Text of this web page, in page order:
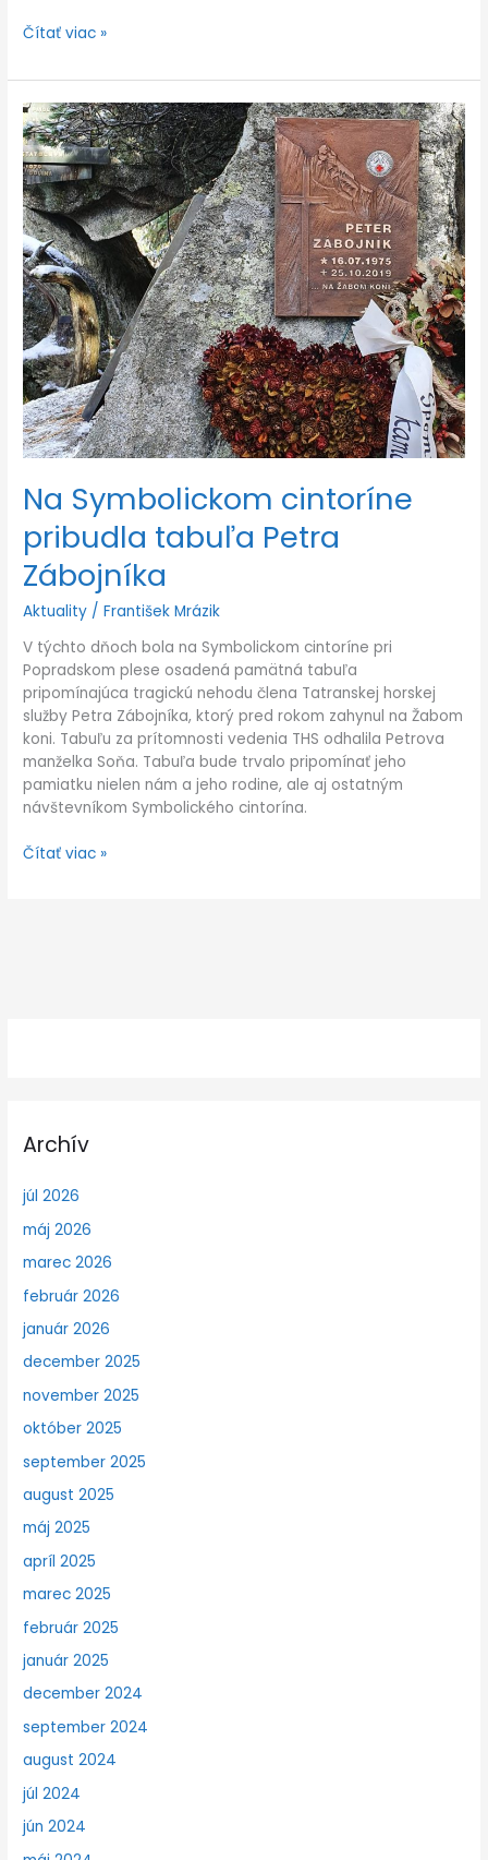
Čítať viac »
Na Symbolickom cintoríne
pribudla tabuľa Petra
Zábojníka
Aktuality /František Mrázik
V týchto dňoch bola na Symbolickom cintoríne pri
Popradskom plese osadená pamätná tabuľa
pripomínajúca tragickú nehodu člena Tatranskej horskej
služby Petra Zábojníka, ktorý pred rokom zahynul na Žabom
koni. Tabuľu za prítomnosti vedenia THS odhalila Petrova
manželka Soňa. Tabuľa bude trvalo pripomínať jeho
pamiatku nielen nám a jeho rodine, ale aj ostatným
návštevníkom Symbolického cintorína.
Na
Symbolickom
cintoríne
pribudla
tabuľa
Petra
Zábojníka
Čítať viac »
Archív
júl 2026
máj 2026
marec 2026
február 2026
január 2026
december 2025
november 2025
október 2025
september 2025
august 2025
máj 2025
apríl 2025
marec 2025
február 2025
január 2025
december 2024
september 2024
august 2024
júl 2024
jún 2024